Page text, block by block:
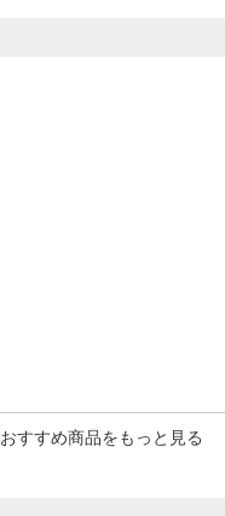
おすすめ商品をもっと見る